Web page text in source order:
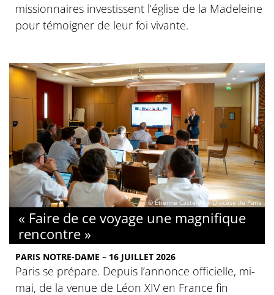
missionnaires investissent l’église de la Madeleine
pour témoigner de leur foi vivante.
© Étienne Castelein / Diocèse de Paris
« Faire de ce voyage une magnifique
rencontre »
PARIS NOTRE-DAME – 16 JUILLET 2026
Paris se prépare. Depuis l’annonce officielle, mi-
mai, de la venue de Léon XIV en France fin